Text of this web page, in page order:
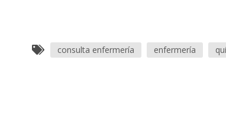
consulta enfermería enfermería